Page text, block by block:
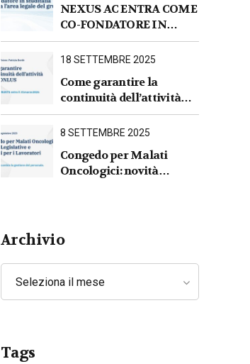
NEXUS AC ENTRA COME
CO-FONDATORE IN
STUDITALIA E AVVIA
L’AREA LEGALE DEL
18 SETTEMBRE 2025
Come garantire la
continuità dell’attività
per le ONLUS : iscrizione
al RUNTS entro il
8 SETTEMBRE 2025
Congedo per Malati
Oncologici: novità
Archivio
Seleziona il mese
Tags